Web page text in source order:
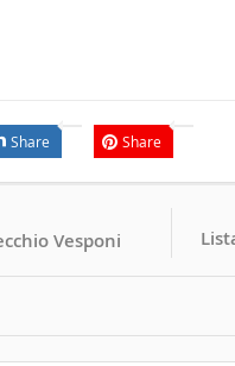
Share Share
Vesponi